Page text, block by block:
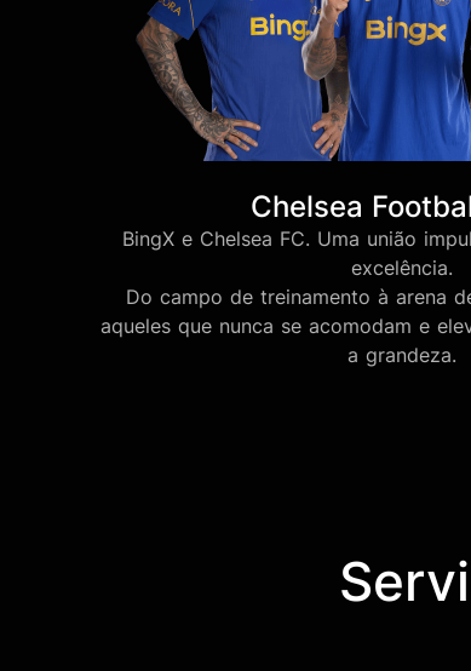
Chelsea
BingX e Chelsea FC. Uma união
excelência.
Do campo de treinamento à arena
aqueles que nunca se acomodam e
a grandeza.